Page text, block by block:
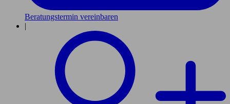
Beratungstermin vereinbaren
|